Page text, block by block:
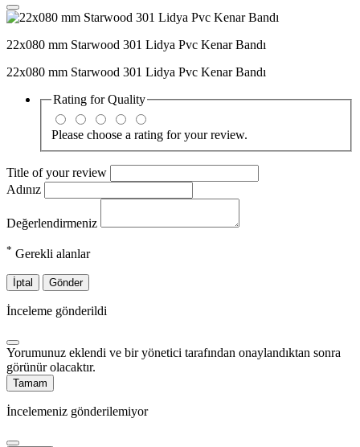
22x080 mm Starwood 301 Lidya Pvc Kenar Bandı
22x080 mm Starwood 301 Lidya Pvc Kenar Bandı
Rating forQuality
Please choose a rating for your review.
Title of your review
Adınız
Değerlendirmeniz
* Gerekli alanlar
İptal Gönder
İnceleme gönderildi
Yorumunuz eklendi ve bir yönetici tarafından onaylandıktan sonra
görünür olacaktır.
Tamam
İncelemeniz gönderilemiyor